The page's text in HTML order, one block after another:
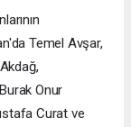
Temel Avşar,
Onur
Curat ve